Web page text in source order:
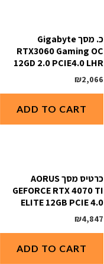
כ. מסך Gigabyte
RTX3060 Gaming OC
12GD 2.0 PCIE4.0 LHR
₪2,066
ADD TO CART
כרטיס מסך AORUS
GEFORCE RTX 4070 TI
ELITE 12GB PCIE 4.0
₪4,847
ADD TO CART